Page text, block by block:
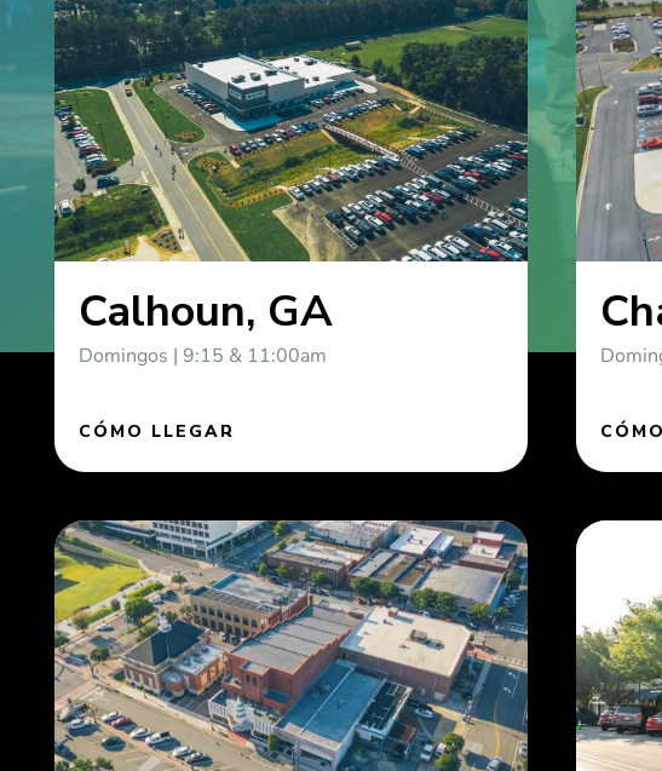
Calhoun, GA
Domingos | 9:15 & 11:00am
CÓMO LLEGAR